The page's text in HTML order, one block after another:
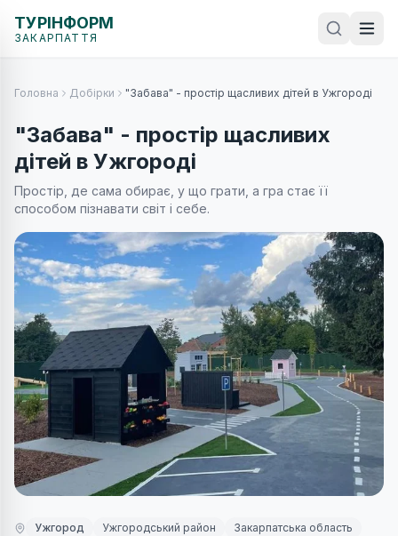
ТУРІНФОРМ
ЗАКАРПАТТЯ
Головна Добірки "Забава" - простір щасливих дітей в Ужгороді
"Забава" - простір щасливих
дітей в Ужгороді
Простір, де сама обирає, у що грати, а гра стає її
способом пізнавати світ і себе.
Ужгород Ужгородський район Закарпатська область